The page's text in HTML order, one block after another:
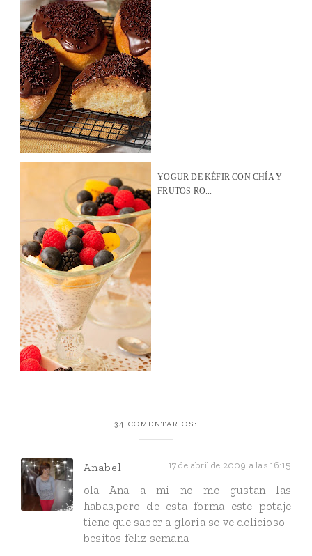
YOGUR DE KÉFIR CON CHÍA Y
FRUTOS RO...
34 COMENTARIOS:
Anabel 17 de abril de 2009 a las 16:15
ola Ana a mi no me gustan las
habas,pero de esta forma este potaje
tiene que saber a gloria se ve delicioso
besitos feliz semana